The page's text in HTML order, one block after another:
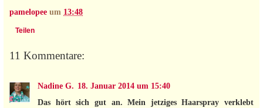
pamelopee um 13:48
Teilen
11 Kommentare:
Nadine G. 18. Januar 2014 um 15:40
Das hört sich gut an. Mein jetziges Haarspray verklebt